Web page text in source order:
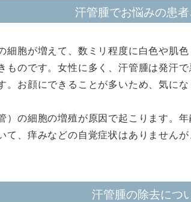
汗管腫でお悩みの患
細胞が増えて、数ミリ程度に白色や肌
のです。女性に多く、汗管腫は発汗
。お顔にできることが多いため、気に
の細胞の増殖が原因で起こります。
、痒みなどの自覚症状はありません
汗管腫の除去につ